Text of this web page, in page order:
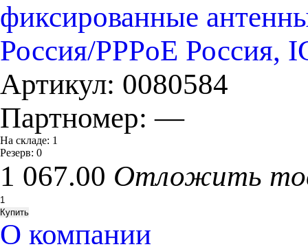
фиксированные
Россия/PPPoE Россия,
Артикул: 0080584
Партномер:—
На складе: 1
Резерв: 0
1 067.00 Отложить
О компании